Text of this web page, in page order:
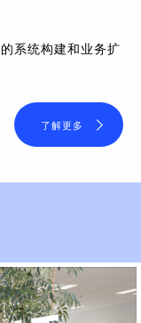
系统构建和业务扩
了解更多